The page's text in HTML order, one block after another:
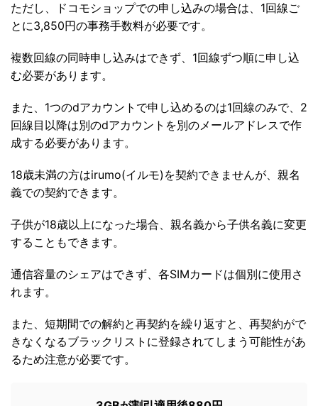
ただし、ドコモショップでの申し込みの場合は、1回線ご
とに3,850円の事務手数料が必要です。
複数回線の同時申し込みはできず、1回線ずつ順に申し込
む必要があります。
また、1つのdアカウントで申し込めるのは1回線のみで、2
回線目以降は別のdアカウントを別のメールアドレスで作
成する必要があります。
18歳未満の方はirumo(イルモ)を契約できませんが、親名
義での契約できます。
子供が18歳以上になった場合、親名義から子供名義に変更
することもできます。
通信容量のシェアはできず、各SIMカードは個別に使用さ
れます。
また、短期間での解約と再契約を繰り返すと、再契約がで
きなくなるブラックリストに登録されてしまう可能性があ
るため注意が必要です。